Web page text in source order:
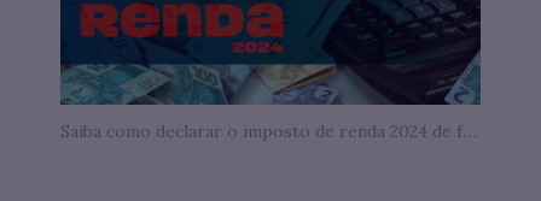
Saiba como declarar o imposto de renda 2024 de forma simplificada